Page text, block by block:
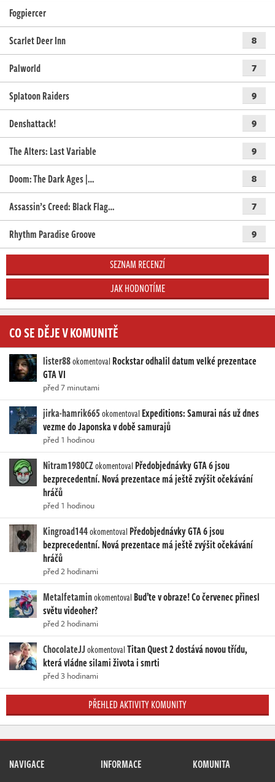
Fogpiercer
Scarlet Deer Inn
8
Palworld 7
Splatoon Raiders 9
Denshattack! 9
The Alters: Last Variable 9
Doom: The Dark Ages |… 8
Assassin’s Creed: Black Flag… 7
Rhythm Paradise Groove 9
SEZNAM RECENZÍ
JAK HODNOTÍME
CO SE DĚJE V KOMUNITĚ
lister88okomentoval Rockstar odhalil datum velké prezentace
GTA VI
před 7 minutami
jirka-hamrik665okomentoval Expeditions: Samurai nás už dnes
vezme do Japonska v době samurajů
před 1 hodinou
Nitram1980CZokomentoval Předobjednávky GTA 6 jsou
bezprecedentní. Nová prezentace má ještě zvýšit očekávání
hráčů
před 1 hodinou
Kingroad144okomentoval Předobjednávky GTA 6 jsou
bezprecedentní. Nová prezentace má ještě zvýšit očekávání
hráčů
před 2 hodinami
Metalfetaminokomentoval Buďte v obraze! Co červenec přinesl
světu videoher?
před 2 hodinami
ChocolateJJokomentovalTitan Quest 2 dostává novou třídu,
která vládne silami života i smrti
před 3 hodinami
PŘEHLED AKTIVITY KOMUNITY
NAVIGACE INFORMACE KOMUNITA